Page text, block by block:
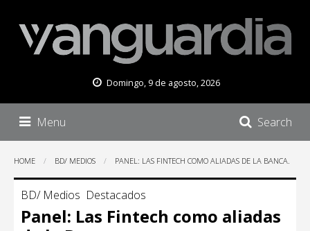
Domingo, 9 de agosto, 2026
Menu Search
HOME BD/ MEDIOS PANEL: LAS FINTECH COMO ALIADAS DE LA BANCA.
BD/ Medios Destacados
Panel: Las Fintech como aliadas